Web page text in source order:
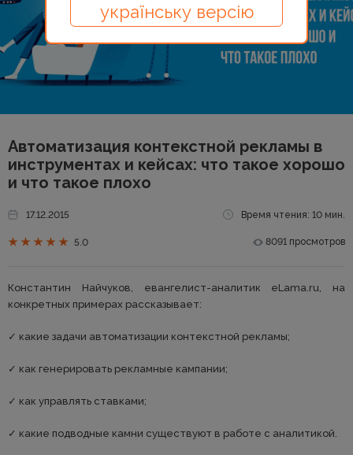
Автоматизация контекстной рекламы в
инструментах и кейсах: что такое хорошо
и что такое плохо
17.12.2015 Время чтения: 10 мин.
5.0 8091 просмотров
Константин Найчуков, евангелист-аналитик eLama.ru, на
конкретных примерах рассказывает:
✓ какие задачи автоматизации контекстной рекламы;
✓ как генерировать рекламные кампании;
✓ как управлять ставками;
✓ какие подводные камни существуют в работе с аналитикой.
українську версію